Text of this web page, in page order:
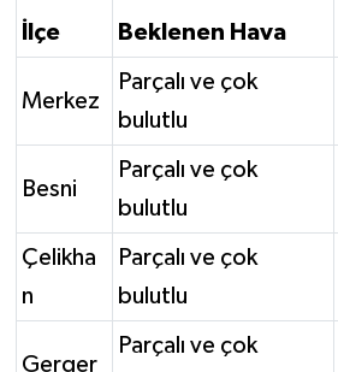
İlçe Beklenen Hava
Merkez
Parçalı ve çok
bulutlu
Besni
Parçalı ve çok
bulutlu
Çelikha
n
Parçalı ve çok
bulutlu
Gerger
Parçalı ve çok